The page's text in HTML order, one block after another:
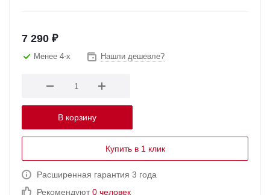
7 290 ₽
Менее 4-х Нашли дешевле?
В корзину
Купить в 1 клик
Расширенная гарантия 3 года
Рекомендуют0 человек